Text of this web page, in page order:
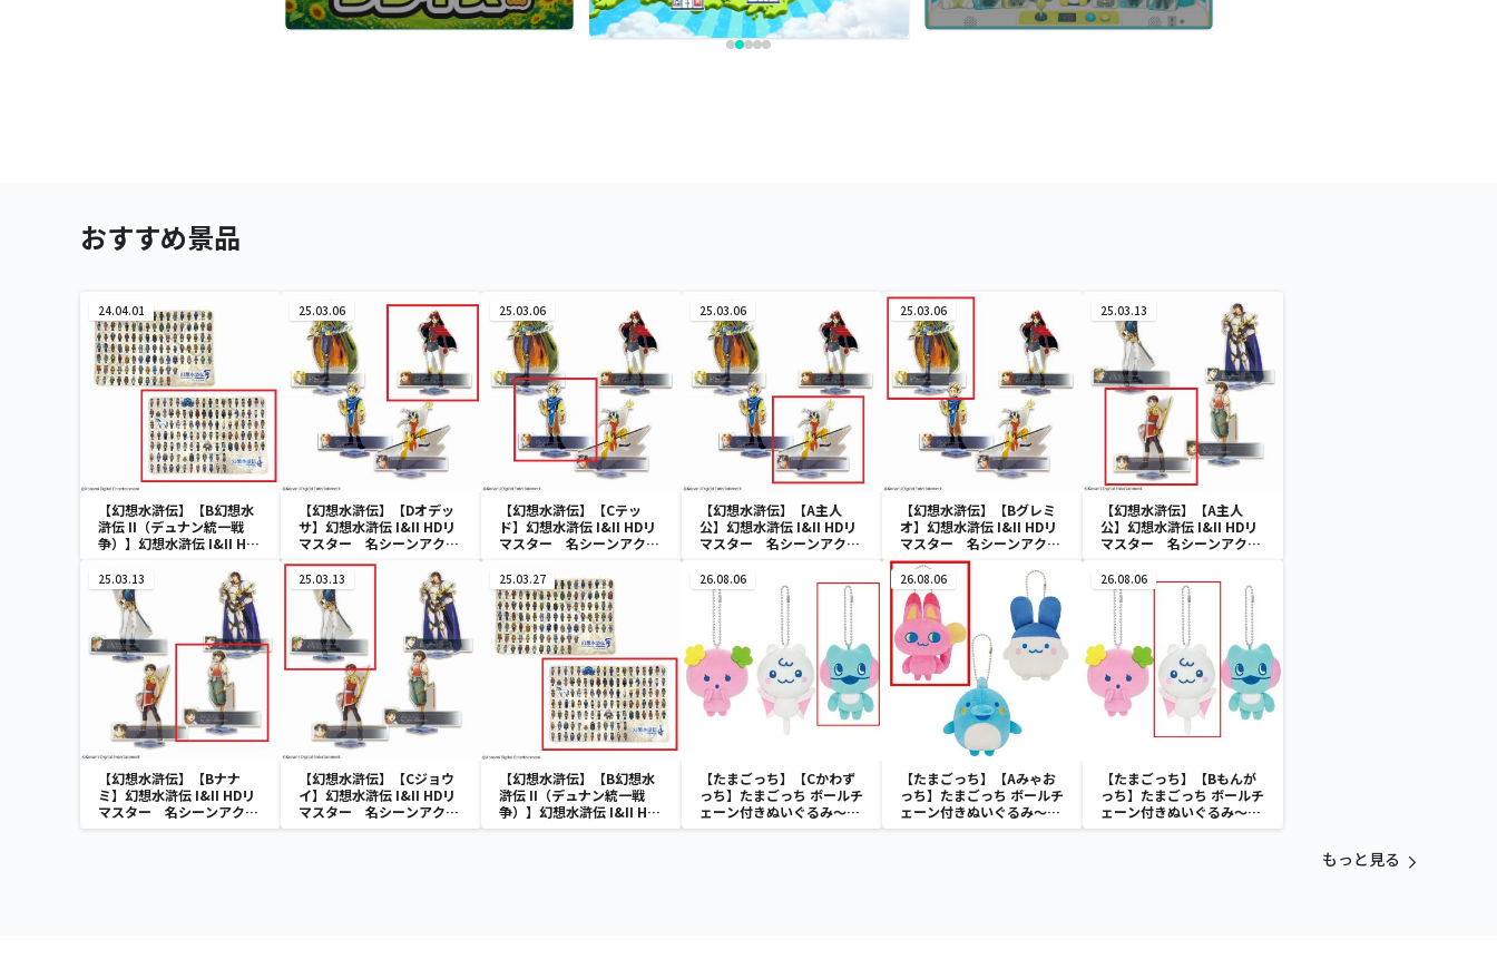
おすすめ景品
24.04.01
【幻想水滸伝】【B幻想水
滸伝 II（デュナン統一戦
争）】幻想水滸伝 I&II HD
ランケット
25.03.06
【幻想水滸伝】【Dオデッ
サ】幻想水滸伝 I&II HDリ
マスター 名シーンアクリ
ルスタンドVol.1
25.03.06
【幻想水滸伝】【Cテッ
ド】幻想水滸伝 I&II HDリ
マスター 名シーンアクリ
25.03.06
【幻想水滸伝】【A主人
公】幻想水滸伝 I&II HDリ
マスター 名シーンアクリ
25.03.06
【幻想水滸伝】【Bグレミ
オ】幻想水滸伝 I&II HDリ
マスター 名シーンアクリ
ルスタンドVol.1
25.03.13
【幻想水滸伝】【A主人
公】幻想水滸伝 I&II HDリ
マスター 名シーンアクリ
25.03.13
【幻想水滸伝】【Bナナ
ミ】幻想水滸伝 I&II HDリ
マスター 名シーンアクリ
ルスタンドVol.2
25.03.13
【幻想水滸伝】【Cジョウ
イ】幻想水滸伝 I&II HDリ
マスター 名シーンアクリ
ルスタンドVol.2
25.03.27
【幻想水滸伝】【B幻想水
滸伝 II（デュナン統一戦
争）】幻想水滸伝 I&II HD
リマスター 108星BIGブ
26.08.06
【たまごっち】【Cかわず
っち】たまごっち ボールチ
ェーン付きぬいぐるみ～
Tamagotchi Paradise～
26.08.06
【たまごっち】【Aみゃお
っち】たまごっち ボールチ
ェーン付きぬいぐるみ～
Tamagotchi Paradise～
26.08.06
【たまごっち】【Bもんが
っち】たまごっち ボールチ
ェーン付きぬいぐるみ～
Tamagotchi Paradise～
もっと見る